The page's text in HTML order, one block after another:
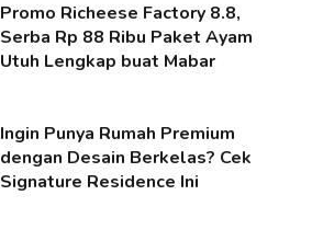
Promo Richeese Factory 8.8,
Serba Rp 88 Ribu Paket Ayam
Utuh Lengkap buat Mabar
Ingin Punya Rumah Premium
dengan Desain Berkelas? Cek
Signature Residence Ini